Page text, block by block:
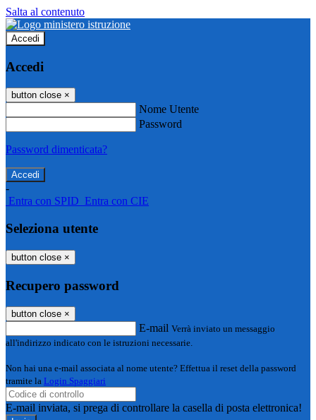
Salta al contenuto
Accedi
Accedi
button close ×
Nome Utente
Password
Password dimenticata?
-
Entra con SPID Entra con CIE
Seleziona utente
button close ×
Recupero password
button close ×
E-mail Verrà inviato un messaggio
all'indirizzo indicato con le istruzioni necessarie.
Non hai una e-mail associata al nome utente? Effettua il reset della password
tramite la Login Spaggiari
E-mail inviata, si prega di controllare la casella di posta elettronica!